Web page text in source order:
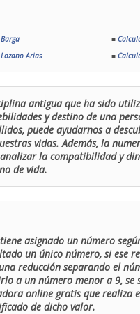
■
Arias ■
antigua que ha sido
y destino de una
puede ayudarnos a
vidas. Además, la
la compatibilidad y
de vida.
asignado un número
un único número, si ese
reducción separando el
a un número menor a 9,
online gratis que realiza
de dicho valor.